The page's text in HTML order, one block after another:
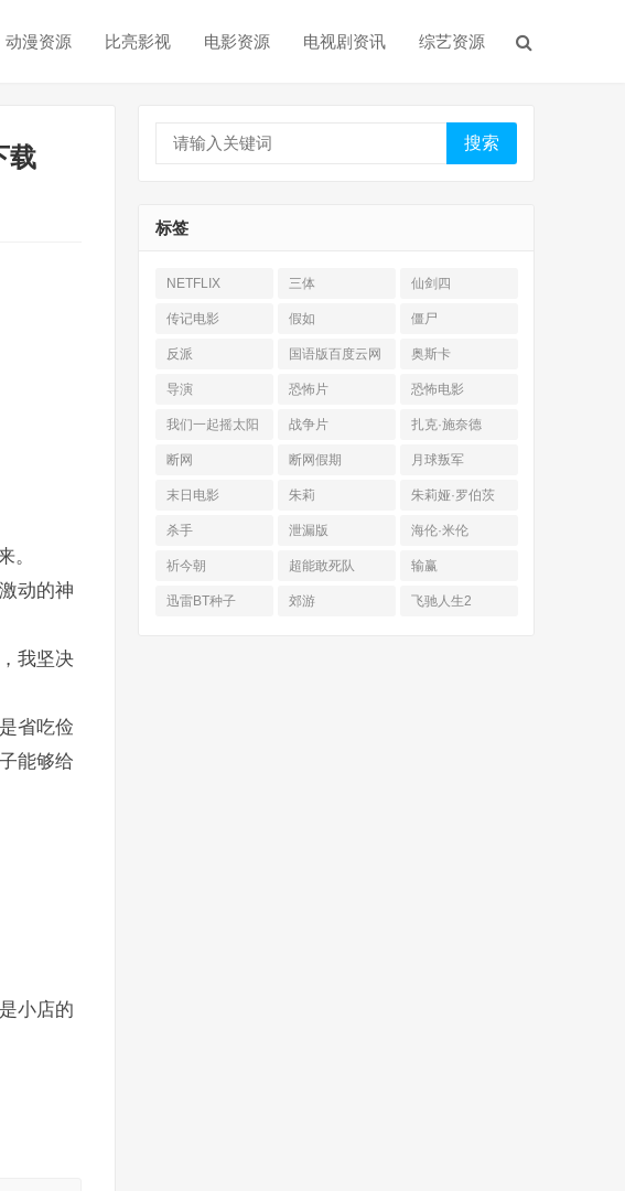
动漫资源 比亮影视 电影资源 电视剧资讯 综艺资源
载
。
动的神
我坚决
省吃俭
能够给
小店的
搜索
标签
NETFLIX 三体 仙剑四
传记电影 假如 僵尸
反派
国语版百度云网
盘
奥斯卡
导演 恐怖片 恐怖电影
我们一起摇太阳 战争片 扎克·施奈德
断网 断网假期 月球叛军
末日电影 朱莉 朱莉娅·罗伯茨
杀手 泄漏版 海伦·米伦
祈今朝 超能敢死队 输赢
迅雷BT种子 郊游 飞驰人生2